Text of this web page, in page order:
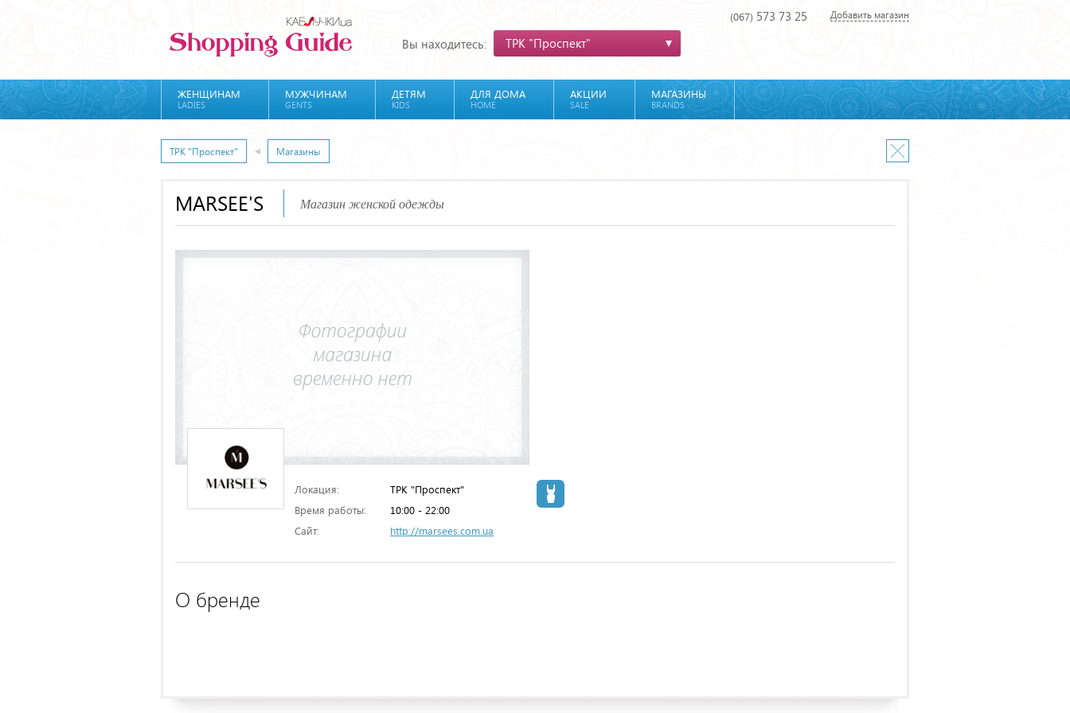
Вы находитесь: ТРК "Проспект"
(067) 573 73 25 Добавить магазин
ЖЕНЩИНАМ
LADIES
МУЖЧИНАМ
GENTS
ДЕТЯМ
KIDS
ДЛЯ ДОМА
HOME
АКЦИИ
SALE
МАГАЗИНЫ
BRANDS
ТРК "Проспект" Магазины
MARSEE'S Магазин женской одежды
Локация:
ТРК "Проспект"
Время работы:
10:00 - 22:00
Сайт:
http://marsees.com.ua
О бренде